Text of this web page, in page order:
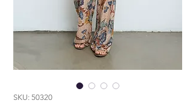
SKU: 50320